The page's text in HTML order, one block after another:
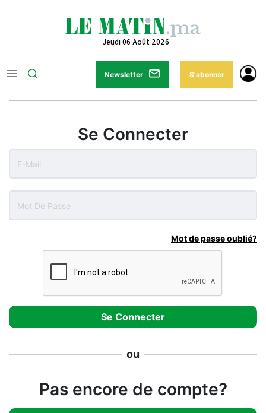
Jeudi 06 Août 2026
Newsletter S'abonner
Se Connecter
Mot de passe oublié?
ou
Pas encore de compte?